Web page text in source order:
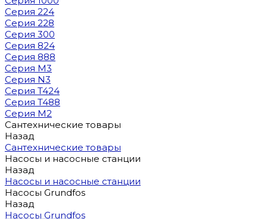
Серия 224
Серия 228
Серия 300
Серия 824
Серия 888
Серия M3
Серия N3
Серия T424
Серия T488
Серия М2
Сантехнические товары
Назад
Сантехнические товары
Насосы и насосные станции
Назад
Насосы и насосные станции
Насосы Grundfos
Назад
Насосы Grundfos